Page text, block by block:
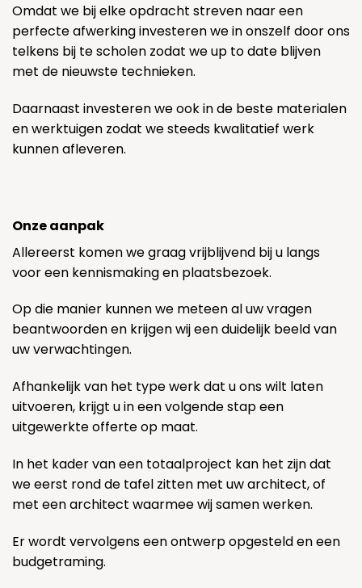
Omdat we bij elke opdracht streven naar een
perfecte afwerking investeren we in onszelf door ons
telkens bij te scholen zodat we up to date blijven
met de nieuwste technieken.
Daarnaast investeren we ook in de beste materialen
en werktuigen zodat we steeds kwalitatief werk
kunnen afleveren.
Onze aanpak
Allereerst komen we graag vrijblijvend bij u langs
voor een kennismaking en plaatsbezoek.
Op die manier kunnen we meteen al uw vragen
beantwoorden en krijgen wij een duidelijk beeld van
uw verwachtingen.
Afhankelijk van het type werk dat u ons wilt laten
uitvoeren, krijgt u in een volgende stap een
uitgewerkte offerte op maat.
In het kader van een totaalproject kan het zijn dat
we eerst rond de tafel zitten met uw architect, of
met een architect waarmee wij samen werken.
Er wordt vervolgens een ontwerp opgesteld en een
budgetraming.